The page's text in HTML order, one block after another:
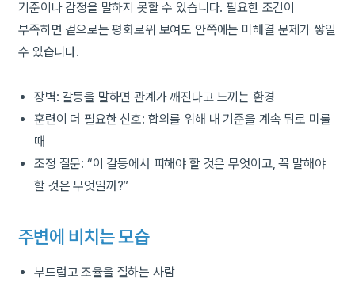
기준이나 감정을 말하지 못할 수 있습니다. 필요한 조건이
부족하면 겉으로는 평화로워 보여도 안쪽에는 미해결 문제가 쌓일
수 있습니다.
장벽: 갈등을 말하면 관계가 깨진다고 느끼는 환경
훈련이 더 필요한 신호: 합의를 위해 내 기준을 계속 뒤로 미룰
때
조정 질문: “이 갈등에서 피해야 할 것은 무엇이고, 꼭 말해야
할 것은 무엇일까?”
주변에 비치는 모습
부드럽고 조율을 잘하는 사람